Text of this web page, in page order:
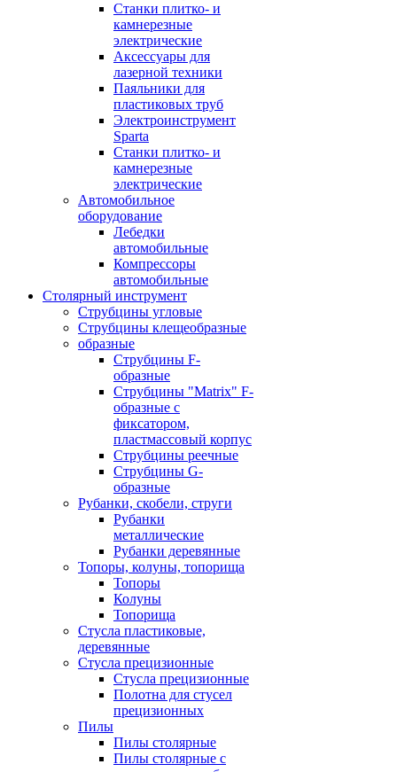
Станки плитко- и
камнерезные
электрические
Аксессуары для
лазерной техники
Паяльники для
пластиковых труб
Электроинструмент
Sparta
Станки плитко- и
камнерезные
электрические
Автомобильное
оборудование
Лебедки
автомобильные
Компрессоры
автомобильные
Столярный инструмент
Струбцины угловые
Струбцины клещеобразные
образные
Струбцины F-
образные
Струбцины "Matrix" F-
образные с
фиксатором,
пластмассовый корпус
Струбцины реечные
Струбцины G-
образные
Рубанки, скобели, струги
Рубанки
металлические
Рубанки деревянные
Топоры, колуны, топорища
Топоры
Колуны
Топорища
Стусла пластиковые,
деревянные
Стусла прецизионные
Стусла прецизионные
Полотна для стусел
прецизионных
Пилы
Пилы столярные
Пилы столярные с